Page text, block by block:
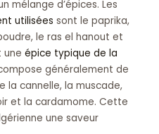
mélange d’épices. Les
utilisées sont le paprika,
le ras el hanout et
une épice typique de la
généralement de
la cannelle, la muscade,
et la cardamome. Cette
une saveur